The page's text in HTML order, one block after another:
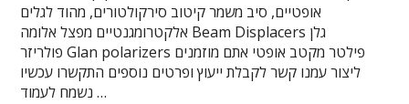
אופטיים, סיב משמר קיטוב סירקולטורים, מהוד לגלים
אלקטרומגנטיים מפצל אלומה Beam Displacers גלן
פולריזר Glan polarizers פילטר מקטב אופטי אתם מוזמנים
ליצור עמנו קשר לקבלת ייעוץ ופרטים נוספים התקשרו עכשיו
נשמח לעמוד …